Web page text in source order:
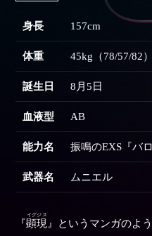
身長 157cm
体重 45kg（78/57/82）
誕生日 8月5日
血液型 AB
能力名 振鳴のEXS『バ
武器名 ムニエル
『顕現
イグジス
』というマンガのよ